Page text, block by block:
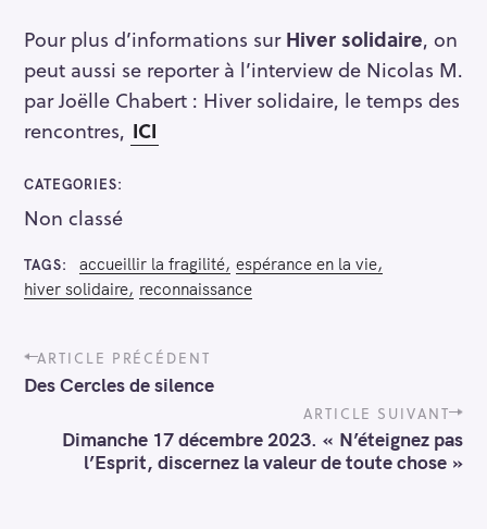
Pour plus d’informations surHiver solidaire, on
peut aussi se reporter à l’interview de Nicolas M.
par Joëlle Chabert : Hiver solidaire, le temps des
rencontres, ICI
CATEGORIES
Non classé
TAGS accueillir la fragilité espérance en la vie
hiver solidaire reconnaissance
P
o
s
ARTICLE PRÉCÉDENT
Des Cercles de silence
ARTICLE SUIVANT
Dimanche 17 décembre 2023. « N’éteignez pas
l’Esprit, discernez la valeur de toute chose »
R
e
h
e
c
h
r